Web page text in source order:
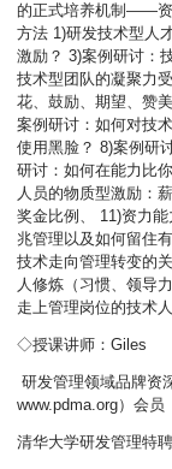
的正式培养机制——资
方法 1)研发技术型人
激励？ 3)案例研讨：
技术型团队的凝聚力
花、鼓励、期望、赞
案例研讨：如何对技
使用黑脸？ 8)案例研
研讨：如何在能力比
人员的物质型激励：
奖金比例、 11)资力
兆管理以及如何留住
技术走向管理转变的
人修炼（习惯、领导
走上管理岗位的技术
◇授课讲师：Giles
研发管理领域品牌资
www.pdma.org）会
清华大学研发管理特